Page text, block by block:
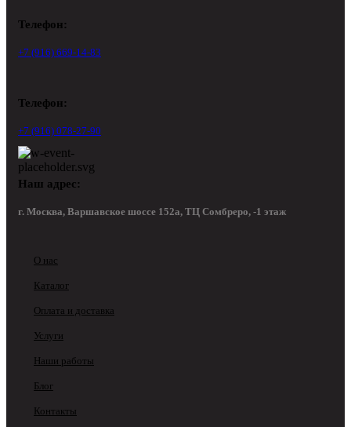
Телефон:
+7 (916) 669-14-83
Телефон:
+7 (916) 078-27-90
Наш адрес:
г. Москва, Варшавское шоссе 152а, ТЦ Сомбреро, -1 этаж
О нас
Каталог
Оплата и доставка
Услуги
Наши работы
Блог
Контакты